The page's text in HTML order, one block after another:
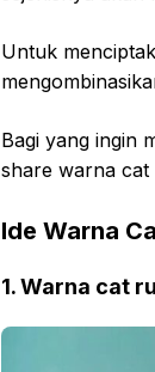
Untuk
Bagi yang ingin
share warna cat
Ide Warna
1. Warna cat